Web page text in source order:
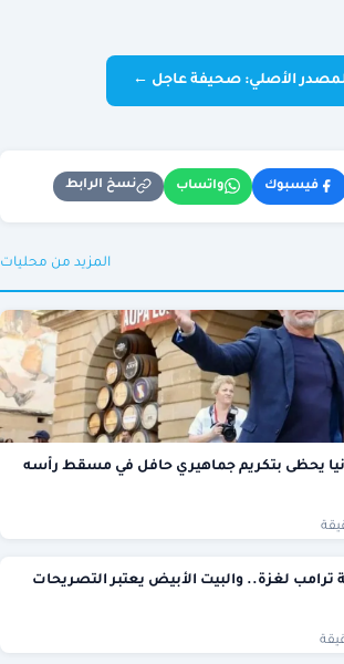
الأصلي: صحيفة عاجل ←
فيسبوك واتساب نسخ الرابط
المزيد من محليات
يحظى بتكريم جماهيري حافل في مسقط رأسه
لغزة.. والبيت الأبيض يعتبر التصريحات